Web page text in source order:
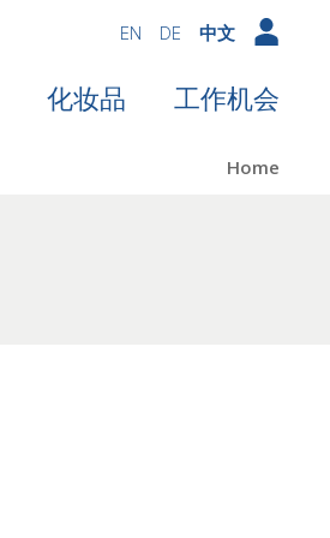
EN DE 中文
化妆品 工作机会
Home